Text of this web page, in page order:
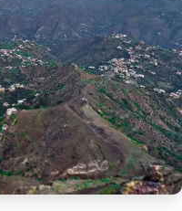
معيشة
قصة
قصص رقمية
تقارير صور
فيديو